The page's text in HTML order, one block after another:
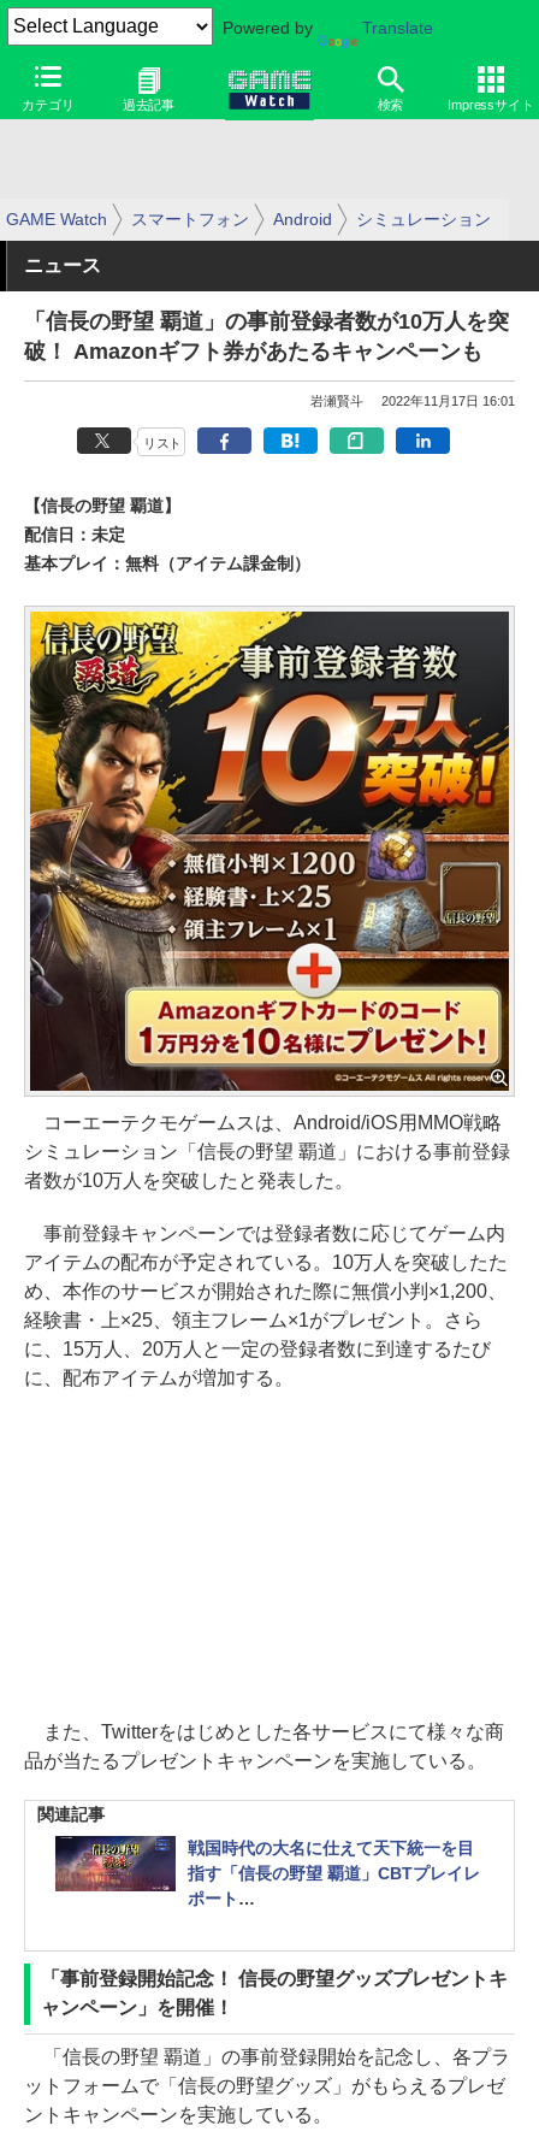
Powered by Translate
カテゴリ 過去記事 検索 Impressサイト
GAME Watch スマートフォン Android シミュレーション
ニュース
「信長の野望 覇道」の事前登録者数が10万人を突
破！ Amazonギフト券があたるキャンペーンも
岩瀬賢斗 2022年11月17日 16:01
リスト
【信長の野望 覇道】
配信日：未定
基本プレイ：無料（アイテム課金制）
コーエーテクモゲームスは、Android/iOS用MMO戦略
シミュレーション「信長の野望 覇道」における事前登録
者数が10万人を突破したと発表した。
事前登録キャンペーンでは登録者数に応じてゲーム内
アイテムの配布が予定されている。10万人を突破したた
め、本作のサービスが開始された際に無償小判×1,200、
経験書・上×25、領主フレーム×1がプレゼント。さら
に、15万人、20万人と一定の登録者数に到達するたび
に、配布アイテムが増加する。
また、Twitterをはじめとした各サービスにて様々な商
品が当たるプレゼントキャンペーンを実施している。
関連記事
戦国時代の大名に仕えて天下統一を目
指す「信長の野望 覇道」CBTプレイレ
ポート
「事前登録開始記念！ 信長の野望グッズプレゼントキ
ャンペーン」を開催！
「信長の野望 覇道」の事前登録開始を記念し、各プラ
ットフォームで「信長の野望グッズ」がもらえるプレゼ
ントキャンペーンを実施している。